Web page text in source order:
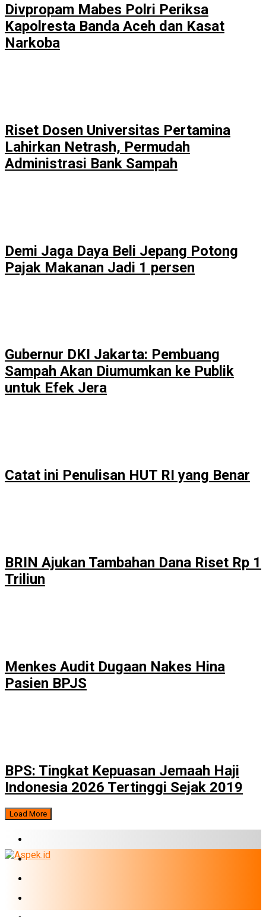
Divpropam Mabes Polri Periksa
Kapolresta Banda Aceh dan Kasat
Narkoba
Riset Dosen Universitas Pertamina
Lahirkan Netrash, Permudah
Administrasi Bank Sampah
Demi Jaga Daya Beli Jepang Potong
Pajak Makanan Jadi 1 persen
Gubernur DKI Jakarta: Pembuang
Sampah Akan Diumumkan ke Publik
untuk Efek Jera
Catat ini Penulisan HUT RI yang Benar
BRIN Ajukan Tambahan Dana Riset Rp 1
Triliun
Menkes Audit Dugaan Nakes Hina
Pasien BPJS
BPS: Tingkat Kepuasan Jemaah Haji
Indonesia 2026 Tertinggi Sejak 2019
Load More
BUMN